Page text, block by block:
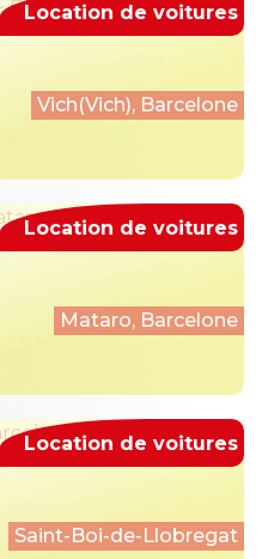
Vich(Vich), Barcelone
Location de voitures
Mataro, Barcelone
Location de voitures
Saint-Boi-de-Llobregat
Location de voitures